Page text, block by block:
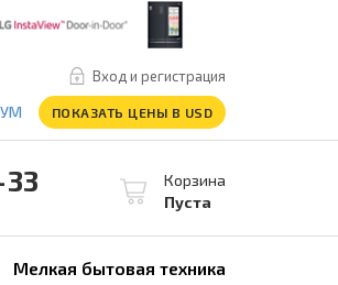
Вход и регистрация
ПОКАЗАТЬ ЦЕНЫ В USD
Корзина
Пуста
Мелкая бытовая техника